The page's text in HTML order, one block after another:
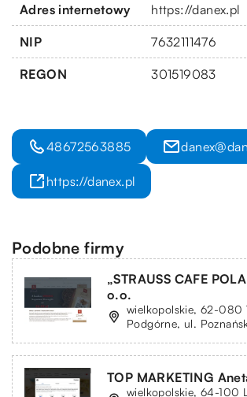
Adres internetowy https://danex.pl
NIP 7632111476
REGON 301519083
48672563885
https://danex.pl
Podobne firmy
„STRAUSS CAFE
o.o.
wielkopolskie, 62-080
Podgórne, ul.
TOP MARKETING
wielkopolskie, 64-100